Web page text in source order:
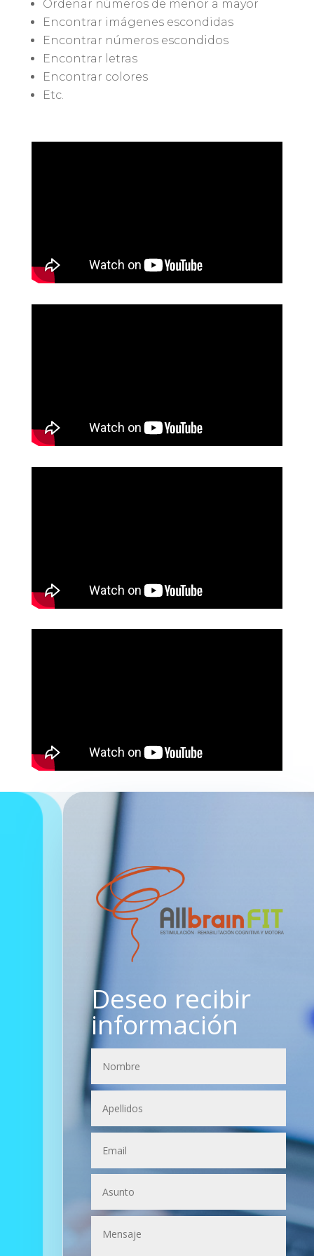
Ordenar números de menor a mayor
Encontrar imágenes escondidas
Encontrar números escondidos
Encontrar letras
Encontrar colores
Etc.
Deseo recibir
información